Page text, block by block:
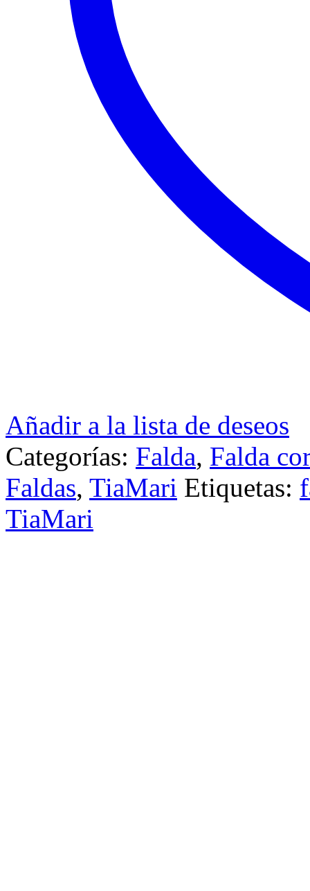
Añadir a la lista de deseos
Categorías: Falda, Falda
Faldas, TiaMari Etiquetas:
TiaMari